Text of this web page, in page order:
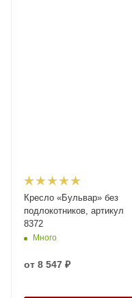
Кресло «Бульвар» без
подлокотников, артикул
8372
Много
от 8 547 ₽